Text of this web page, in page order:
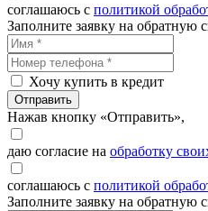
соглашаюсь с политикой
Заполните заявку на обратную
Хочу купить в кредит
Отправить
Нажав кнопку «Отправить»,
даю согласие на обработку
соглашаюсь с политикой
Заполните заявку на обратную